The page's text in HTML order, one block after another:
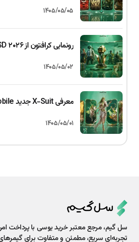
۱۴۰۵/۰۵/۰۵
رونمایی کرافتون از BMSD ۲۰۲۶؛ تورنمنت BGMI با جایزه ۱ کرور روپیه
۱۴۰۵/۰۵/۰۲
معرفی X-Suit جدید PUBG Mobile؛ اسکینی با سیستم ارتقای سه‌گانه
۱۴۰۵/۰۵/۰۱
سل گیم، مرجع معتبر خرید یوسی با پرداخت
تجربه‌ای سریع، مطمئن و متفاوت برای